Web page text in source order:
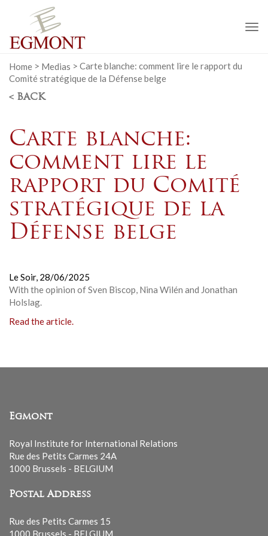
Home > Medias > Carte blanche: comment lire le rapport du
Comité stratégique de la Défense belge
< BACK
Carte blanche:
comment lire le
rapport du Comité
stratégique de la
Défense belge
Le Soir, 28/06/2025
With the opinion of Sven Biscop, Nina Wilén and Jonathan
Holslag.
Read the article.
Egmont
Royal Institute for International Relations
Rue des Petits Carmes 24A
1000 Brussels - BELGIUM
Postal Address
Rue des Petits Carmes 15
1000 Brussels - BELGIUM